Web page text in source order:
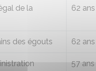
de la
62 ans
des égouts 62 ans
57 ans